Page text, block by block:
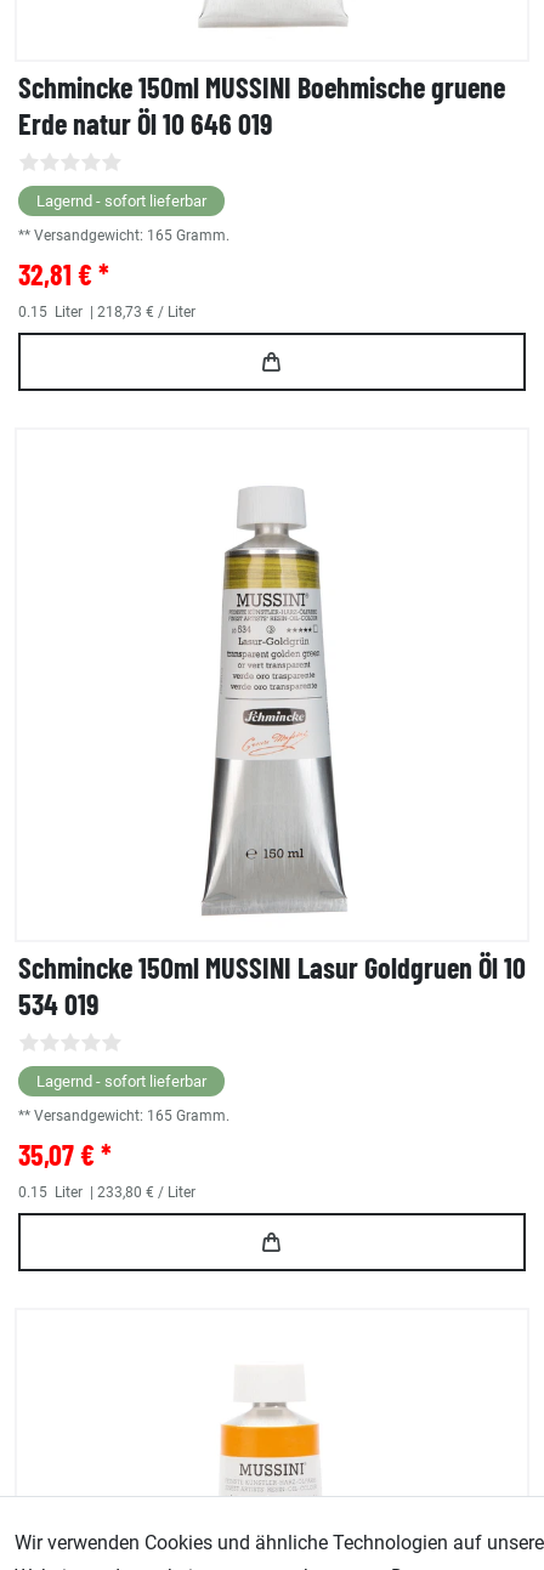
Schmincke 150ml MUSSINI Boehmische gruene
Erde natur Öl 10 646 019
Lagernd - sofort lieferbar
** Versandgewicht: 165 Gramm.
32,81 € *
0.15 Liter | 218,73 € / Liter
Schmincke 150ml MUSSINI Lasur Goldgruen Öl 10
534 019
Lagernd - sofort lieferbar
** Versandgewicht: 165 Gramm.
35,07 € *
0.15 Liter | 233,80 € / Liter
Wir verwenden Cookies und ähnliche Technologien auf